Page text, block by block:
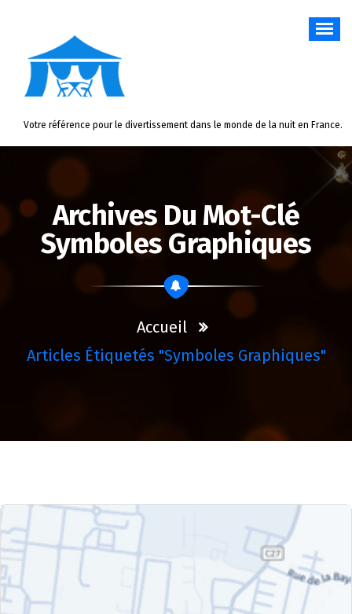
Votre référence pour le divertissement dans le monde de la nuit en France.
Archives Du Mot-Clé
Symboles Graphiques
Accueil
Articles Étiquetés "symboles Graphiques"